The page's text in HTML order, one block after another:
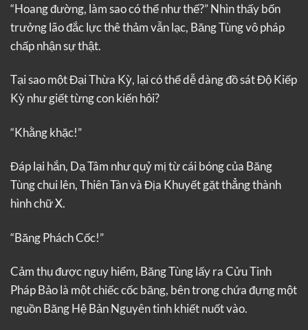
“Hoang đường, làm sao có thể như thế?” Nhìn thấy bốn
trưởng lão đắc lực thê thảm vẫn lạc, Băng Tùng vô pháp
chấp nhận sự thật.
Tại sao một Đại Thừa Kỳ, lại có thể dễ dàng đồ sát Độ Kiếp
Kỳ như giết từng con kiến hôi?
“Khằng khặc!”
Đáp lại hắn, Dạ Tâm như quỷ mị từ cái bóng của Băng
Tùng chui lên, Thiên Tàn và Địa Khuyết gặt thẳng thành
hình chữ X.
“Băng Phách Cốc!”
Cảm thụ được nguy hiểm, Băng Tùng lấy ra Cửu Tinh
Pháp Bảo là một chiếc cốc băng, bên trong chứa đựng một
nguồn Băng Hệ Bản Nguyên tinh khiết nuốt vào.